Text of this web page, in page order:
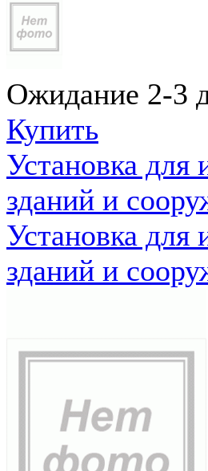
Ожидание 2-3
Купить
Установка для
зданий и
Установка для
зданий и